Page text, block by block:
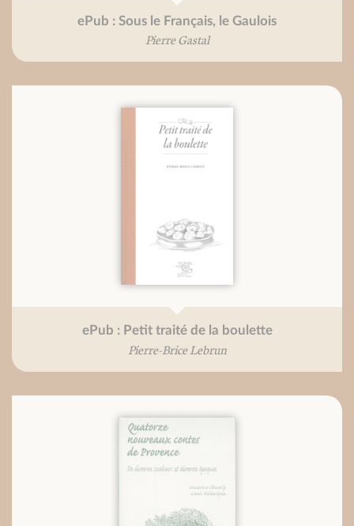
ePub : Sous le Français, le Gaulois
Pierre Gastal
ePub : Petit traité de la boulette
Pierre-Brice Lebrun